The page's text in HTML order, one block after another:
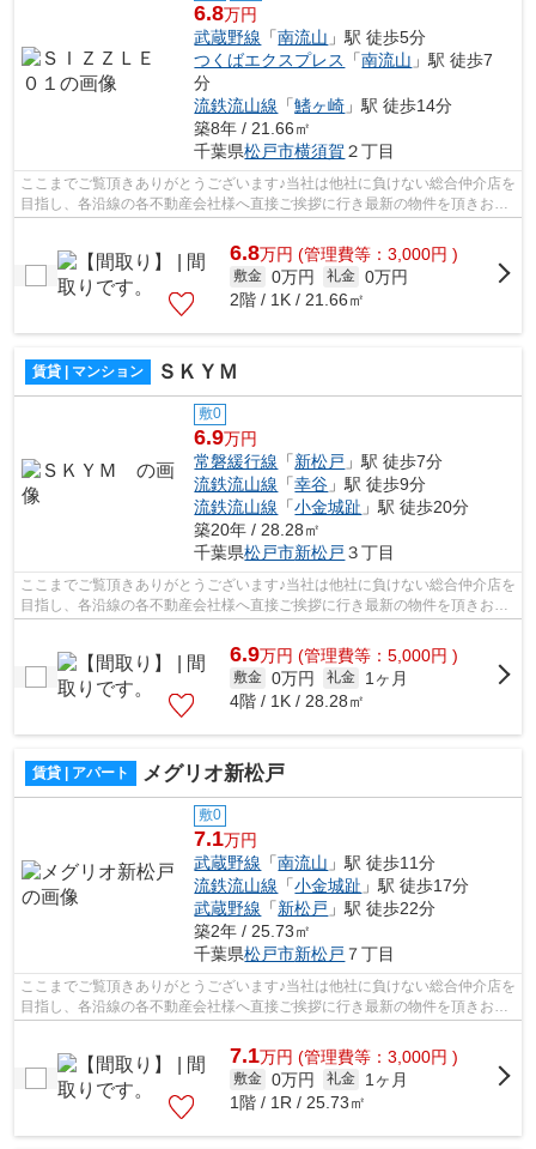
6.8万円
武蔵野線 「南流山 」駅 徒歩5分
つくばエクスプレス
「南流山 」駅 徒歩7
分
流鉄流山線 「鰭ヶ崎 」駅 徒歩14分
築8年 / 21.66㎡
千葉県松戸市横須賀 ２丁目
ここまでご覧頂きありがとうございます♪当社は他社に負けない総合仲介店を
目指し、各沿線の各不動産会社様へ直接ご挨拶に行き最新の物件を頂きお客
6.8万円 (管理費等：3,000円 )
敷金 0万円 礼金 0万円
2階 / 1K / 21.66㎡
賃貸 | マンション ＳＫＹＭ
敷0
6.9万円
常磐緩行線 「新松戸 」駅 徒歩7分
流鉄流山線 「幸谷 」駅 徒歩9分
流鉄流山線 「小金城趾 」駅 徒歩20分
築20年 / 28.28㎡
千葉県松戸市新松戸 ３丁目
ここまでご覧頂きありがとうございます♪当社は他社に負けない総合仲介店を
目指し、各沿線の各不動産会社様へ直接ご挨拶に行き最新の物件を頂きお客
6.9万円 (管理費等：5,000円 )
敷金 0万円 礼金
1ヶ月
4階 / 1K / 28.28㎡
賃貸 | アパート メグリオ新松戸
敷0
7.1万円
武蔵野線 「南流山 」駅 徒歩11分
流鉄流山線 「小金城趾 」駅 徒歩17分
武蔵野線 「新松戸 」駅 徒歩22分
築2年 / 25.73㎡
千葉県松戸市新松戸 ７丁目
ここまでご覧頂きありがとうございます♪当社は他社に負けない総合仲介店を
目指し、各沿線の各不動産会社様へ直接ご挨拶に行き最新の物件を頂きお客
7.1万円 (管理費等：3,000円 )
敷金 0万円 礼金
1ヶ月
1階 / 1R / 25.73㎡